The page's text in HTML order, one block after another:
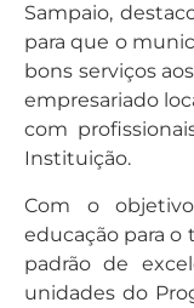
Sampaio,
para que o
bons serviços
empresariado
com
Instituição.
Com o
educação para o
padrão de
unidades do